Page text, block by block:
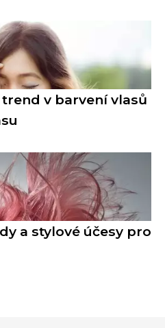
v barvení vlasů
a stylové účesy pro